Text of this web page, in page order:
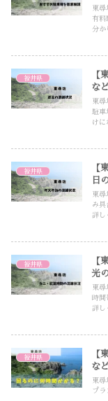
東
有料
分か
福井県
【
な
東
駐車
けに
福井県
【
日
東
み具
詳し
福井県
【
光
東尋
時間
詳し
福井県
【
な
東
プラ